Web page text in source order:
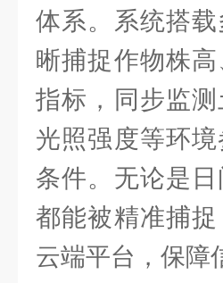
体系。系统搭
晰捕捉作物株
指标，同步监
光照强度等环
条件。无论是
都能被精准捕
云端平台，保障